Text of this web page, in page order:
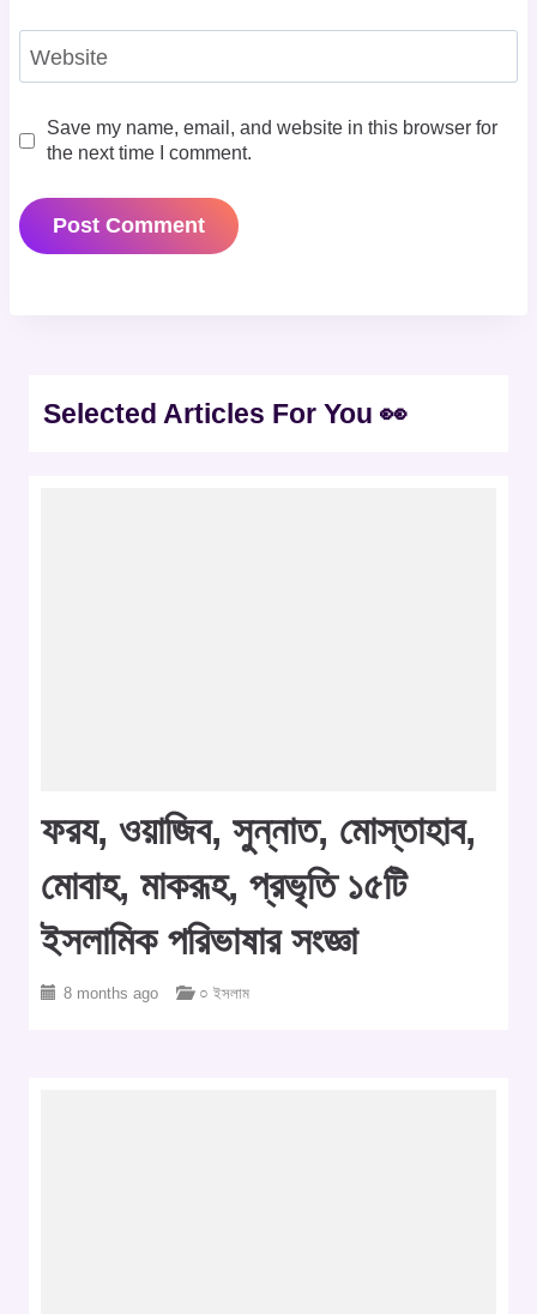
Website
Save my name, email, and website in this browser for
the next time I comment.
Selected Articles For You 👀
ফরয, ওয়াজিব, সুন্নাত, মোস্তাহাব,
মোবাহ, মাকরূহ, প্রভৃতি ১৫টি
ইসলামিক পরিভাষার সংজ্ঞা
8 months ago ○ ইসলাম